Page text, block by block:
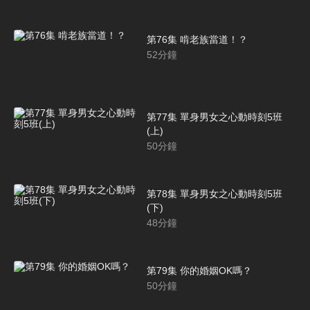
第76集 啃老族當道！？
52分鐘
第77集 單身男女之心動時刻5班
(上)
50分鐘
第78集 單身男女之心動時刻5班
(下)
48分鐘
第79集 你的婚姻OK嗎？
50分鐘